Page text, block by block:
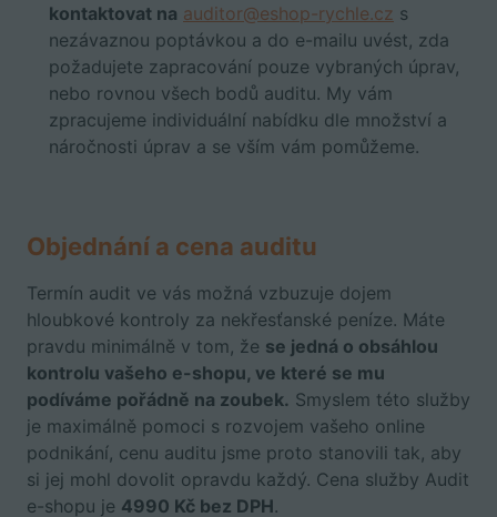
kontaktovat na auditor@eshop-rychle.cz s
nezávaznou poptávkou a do e-mailu uvést, zda
požadujete zapracování pouze vybraných úprav,
nebo rovnou všech bodů auditu. My vám
zpracujeme individuální nabídku dle množství a
náročnosti úprav a se vším vám pomůžeme.
Objednání a cena auditu
Termín audit ve vás možná vzbuzuje dojem
hloubkové kontroly za nekřesťanské peníze. Máte
pravdu minimálně v tom, že se jedná o obsáhlou
kontrolu vašeho e-shopu, ve které se mu
podíváme pořádně na zoubek. Smyslem této služby
je maximálně pomoci s rozvojem vašeho online
podnikání, cenu auditu jsme proto stanovili tak, aby
si jej mohl dovolit opravdu každý. Cena služby Audit
e-shopu je 4990 Kč bez DPH.